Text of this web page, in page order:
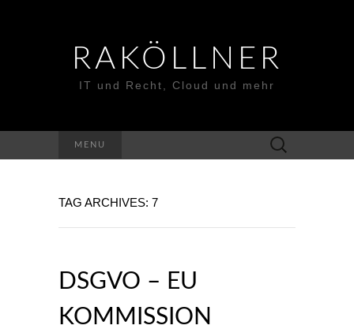
RAKÖLLNER
IT und Recht, Cloud und mehr
MENU
Suchen
nach:
TAG ARCHIVES: 7
DSGVO – EU
KOMMISSION